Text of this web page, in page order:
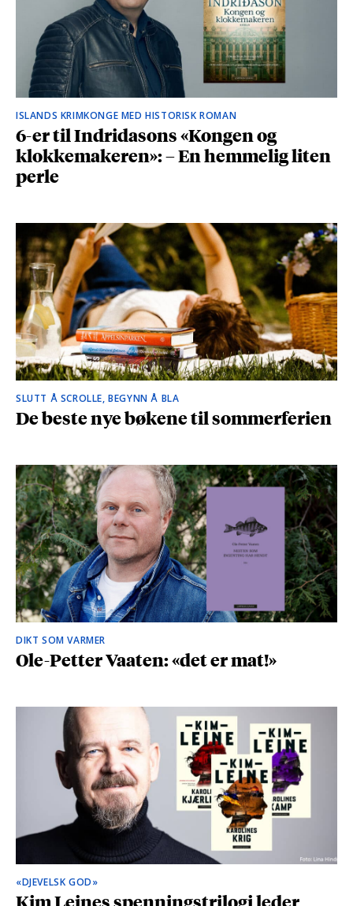
ISLANDS KRIMKONGE MED HISTORISK ROMAN
6-er til Indridasons «Kongen og
klokkemakeren»: – En hemmelig liten
perle
SLUTT Å SCROLLE, BEGYNN Å BLA
De beste nye bøkene til sommerferien
DIKT SOM VARMER
Ole-Petter Vaaten: «det er mat!»
«DJEVELSK GOD»
Kim Leines spenningstrilogi leder